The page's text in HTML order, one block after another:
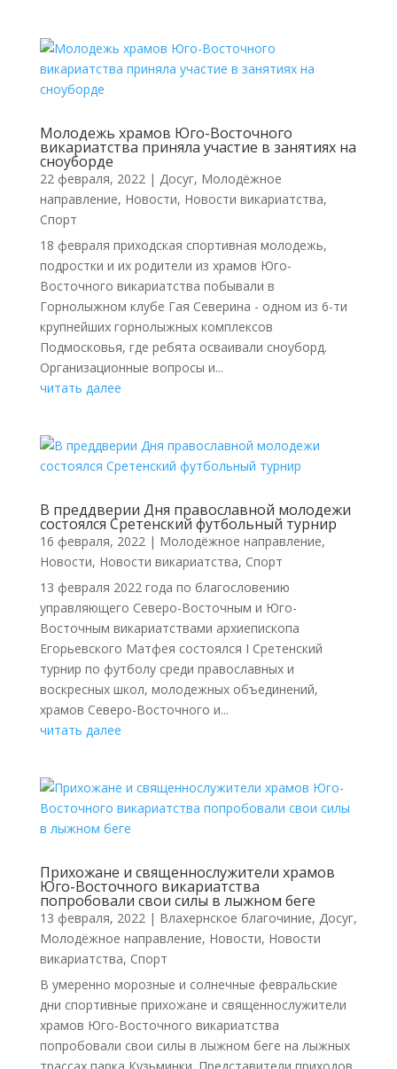
Молодежь храмов Юго-Восточного
викариатства приняла участие в занятиях на
сноуборде
22 февраля, 2022| Досуг, Молодёжное
направление, Новости, Новости викариатства,
Спорт
18 февраля приходская спортивная молодежь,
подростки и их родители из храмов Юго-
Восточного викариатства побывали в
Горнолыжном клубе Гая Северина - одном из 6-ти
крупнейших горнолыжных комплексов
Подмосковья, где ребята осваивали сноуборд.
Организационные вопросы и...
читать далее
В преддверии Дня православной молодежи
состоялся Сретенский футбольный турнир
16 февраля, 2022| Молодёжное направление,
Новости, Новости викариатства, Спорт
13 февраля 2022 года по благословению
управляющего Северо-Восточным и Юго-
Восточным викариатствами архиепископа
Егорьевского Матфея состоялся I Сретенский
турнир по футболу среди православных и
воскресных школ, молодежных объединений,
храмов Северо-Восточного и...
читать далее
Прихожане и священнослужители храмов
Юго-Восточного викариатства
попробовали свои силы в лыжном беге
13 февраля, 2022| Влахернское благочиние, Досуг,
Молодёжное направление, Новости, Новости
викариатства, Спорт
В умеренно морозные и солнечные февральские
дни спортивные прихожане и священнослужители
храмов Юго-Восточного викариатства
попробовали свои силы в лыжном беге на лыжных